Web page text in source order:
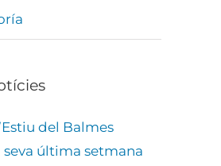
del Balmes
seva última setmana